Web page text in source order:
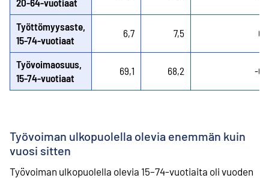
Työttömyysaste,
15-74-vuotiaat
6,7 7,5
Työvoimaosuus,
15-74-vuotiaat
69,1 68,2 -
Työvoiman ulkopuolella olevia enemmän kuin
vuosi sitten
Työvoiman ulkopuolella olevia 15–74-vuotiaita oli vuoden